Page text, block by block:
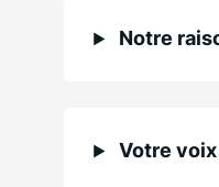
Notre
Votre